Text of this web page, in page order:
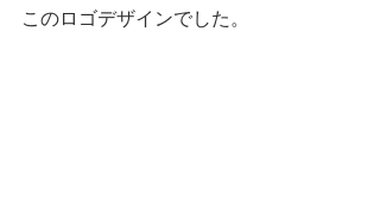
このロゴデザインでした。